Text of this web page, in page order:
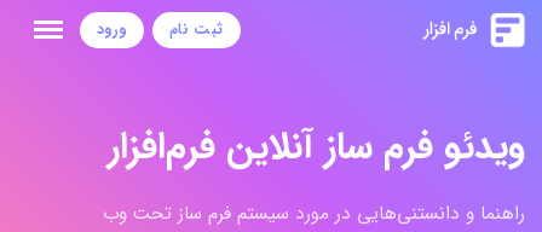
ثبت نام ورود
ویدئو فرم ساز آنلاین فرم‌افزار
راهنما و دانستنی‌هایی در مورد سیستم فرم ساز تحت وب